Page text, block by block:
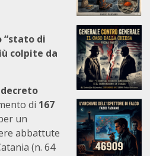
“stato di
colpite da
di 167
un
abbattute
(n. 64